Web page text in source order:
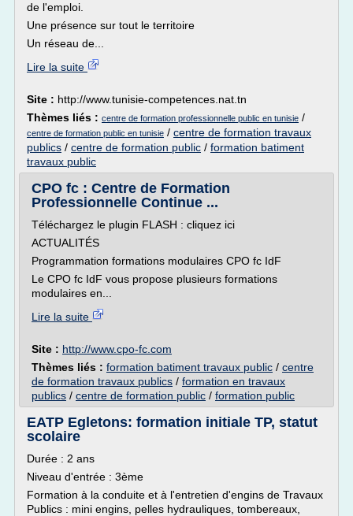
de l'emploi.
Une présence sur tout le territoire
Un réseau de...
Lire la suite
Site : http://www.tunisie-competences.nat.tn
Thèmes liés : centre de formation professionnelle public en tunisie /
centre de formation public en tunisie / centre de formation travaux
publics / centre de formation public / formation batiment
travaux public
CPO fc : Centre de Formation
Professionnelle Continue ...
Téléchargez le plugin FLASH : cliquez ici
ACTUALITÉS
Programmation formations modulaires CPO fc IdF
Le CPO fc IdF vous propose plusieurs formations
modulaires en...
Lire la suite
Site : http://www.cpo-fc.com
Thèmes liés : formation batiment travaux public / centre
de formation travaux publics / formation en travaux
publics / centre de formation public / formation public
EATP Egletons: formation initiale TP, statut
scolaire
Durée : 2 ans
Niveau d'entrée : 3ème
Formation à la conduite et à l'entretien d'engins de Travaux
Publics : mini engins, pelles hydrauliques, tombereaux,